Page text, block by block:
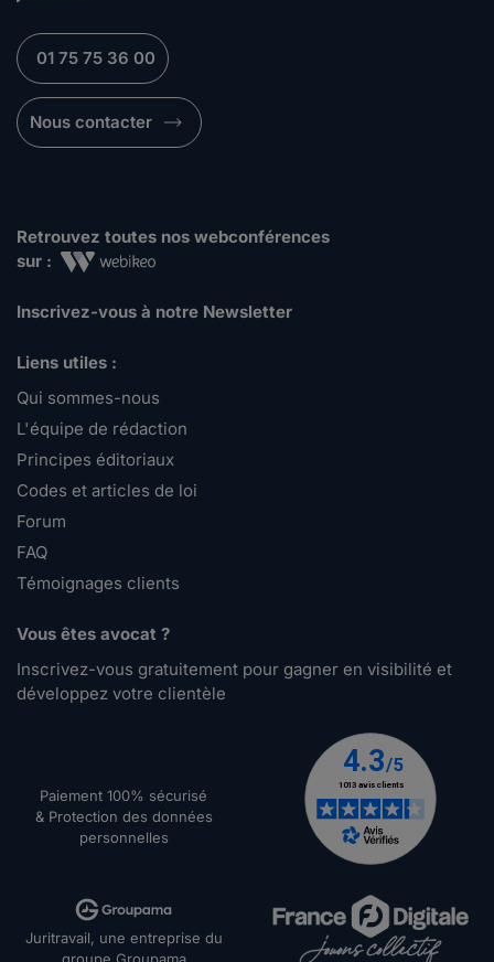
01 75 75 36 00
Nous contacter
Retrouvez toutes nos webconférences
sur :
Inscrivez-vous à notre Newsletter
Liens utiles :
Qui sommes-nous
L'équipe de rédaction
Principes éditoriaux
Codes et articles de loi
Forum
FAQ
Témoignages clients
Vous êtes avocat ?
Inscrivez-vous gratuitement pour gagner en visibilité et
développez votre clientèle
Paiement 100% sécurisé
& Protection des données
personnelles
Juritravail, une entreprise du